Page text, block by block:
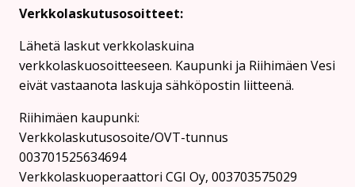
Verkkolaskutusosoitteet:
Lähetä laskut verkkolaskuina
verkkolaskuosoitteeseen. Kaupunki ja Riihimäen Vesi
eivät vastaanota laskuja sähköpostin liitteenä.
Riihimäen kaupunki:
Verkkolaskutusosoite/OVT-tunnus
003701525634694
Verkkolaskuoperaattori CGI Oy, 003703575029